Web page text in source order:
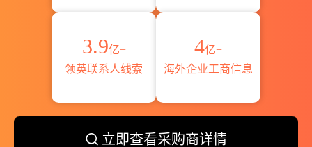
3.9亿+
领英联系人线索
4亿+
海外企业工商信息
立即查看采购商详情